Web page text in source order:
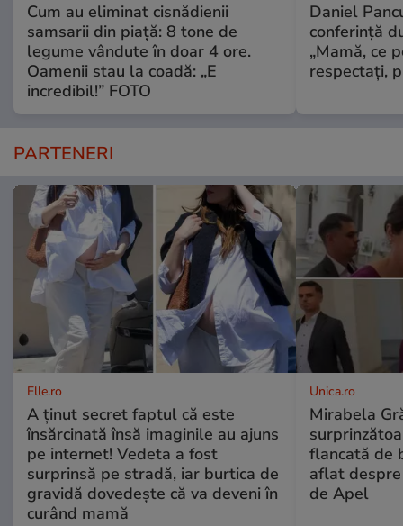
Cum au eliminat cisnădienii
samsarii din piață: 8 tone de
legume vândute în doar 4 ore.
Oamenii stau la coadă: „E
incredibil!” FOTO
Daniel
conferință
„Mamă, ce
respectați,
PARTENERI
Elle.ro
A ținut secret faptul că este
însărcinată însă imaginile au ajuns
pe internet! Vedeta a fost
surprinsă pe stradă, iar burtica de
gravidă dovedește că va deveni în
curând mamă
Unica.ro
Mirabela
flancată de
aflat
de Apel